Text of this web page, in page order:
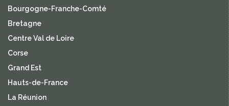
Bourgogne-Franche-Comté
Bretagne
Centre Val de Loire
Corse
Grand Est
Hauts-de-France
La Réunion